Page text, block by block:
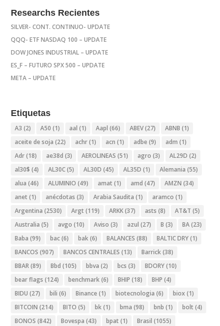
Researchs Recientes
SILVER- CONT. CONTINUO- UPDATE
QQQ- ETF NASDAQ 100 – UPDATE
DOW JONES INDUSTRIAL – UPDATE
ES_F – FUTURO SPX 500 – UPDATE
META – UPDATE
Etiquetas
A3 (2) A50 (1) aal (1) Aapl (66) ABEV(27) ABNB (1)
aceite de soja (22) achr(1) acn (1) adbe (9) adm (1)
Adr(18) ae38d (3) AEROLINEAS (51) agro (3) AL29D (2)
al30$ (4) AL30C(5) AL30D (45) AL35D (1) Alemania (55)
alua (46) ALUMINIO (49) amat (1) amd (47) AMZN (34)
anet (1) anécdotas (3) Arabia Saudita (1) aramco (1)
Argentina (2530) Argt (119) ARKK(37) asts (8) AT&T (5)
Australia (5) avgo (10) Aviso (3) azul (27) B (3) BA(23)
Baba (99) bac(6) bak(6) BALANCES (88) BALTIC DRY(1)
BANCOS (907) BANCOS CENTRALES (13) Barrick(38)
BBAR(89) Bbd (105) bbva (2) bcs (3) BDORY(10)
bear flags (124) benchmark(6) BHIP (18) BHP (4)
BIDU (27) bili (6) Binance (1) biotecnologia (6) biox (1)
BITCOIN (214) BITO (5) bk(1) bma (98) bnb (1) bolt (4)
BONOS (842) Bovespa (43) bpat (1) Brasil (1055)